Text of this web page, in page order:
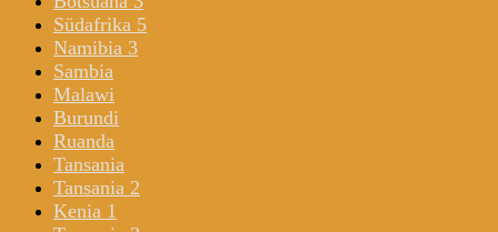
Südafrika 5
Namibia 3
Sambia
Malawi
Burundi
Ruanda
Tansania
Tansania 2
Kenia 1